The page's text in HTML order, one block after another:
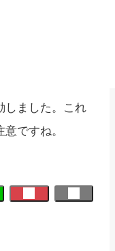
しました。これ
ですね。